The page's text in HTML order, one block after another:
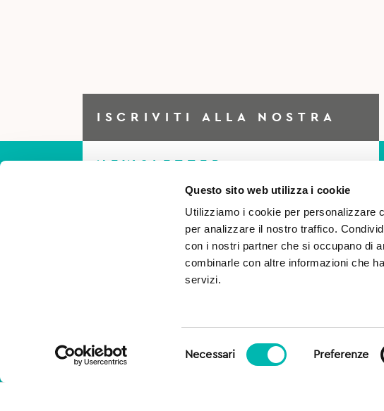
Questo sito web utilizza i cookie
Utilizziamo i cookie per personalizzare
per analizzare il nostro traffico.
con i nostri partner che si occupano di
combinarle con altre informazioni che
servizi.
Necessari Preferenze
ISCRIVITI ALLA NOSTRA
NEWSLETTER
Iscriviti alla Newsletter per
essere sempre al corrente di
tutto e ottieni il 5% di sconto
per il tuo primo acquisto!